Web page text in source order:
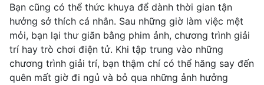
Bạn cũng có thể thức khuya để dành thời gian tận
hưởng sở thích cá nhân. Sau những giờ làm việc mệt
mỏi, bạn lại thư giãn bằng phim ảnh, chương trình giải
trí hay trò chơi điện tử. Khi tập trung vào những
chương trình giải trí, bạn thậm chí có thể hăng say đến
quên mất giờ đi ngủ và bỏ qua những ảnh hưởng